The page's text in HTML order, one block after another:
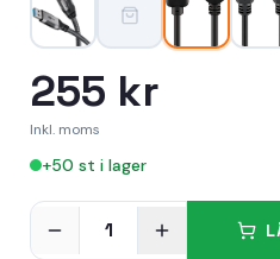
255 kr
Inkl. moms
+50 st i lager
1